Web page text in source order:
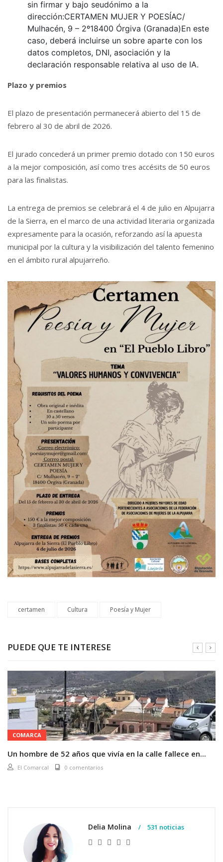
sin firmar y bajo seudónimo a la
dirección:CERTAMEN MUJER Y POESÍAC/
Mulhacén, 9 – 2º18400 Órgiva (Granada)En este
caso, deberá incluirse un sobre aparte con los
datos completos, DNI, asociación y la
declaración responsable relativa al uso de IA.
Plazo y premios
El plazo de presentación permanecerá abierto del 15 de
febrero al 30 de abril de 2026.
El jurado concederá un primer premio dotado con 150 euros
a la mejor composición, así como tres accésits de 50 euros
para las finalistas.
La entrega de premios se celebrará el 4 de julio en Alpujarra
de la Sierra, en el marco de una actividad literaria organizada
expresamente para la ocasión, reforzando así la apuesta
municipal por la cultura y la visibilización del talento femenino
en el ámbito rural alpujarreño.
certamen Cultura Poesía y Mujer
PUEDE QUE TE INTERESE
COMARCA
Un hombre de 52 años que vivía en la calle fallece en...
El Comarcal 0 comentarios
Delia Molina 531 noticias